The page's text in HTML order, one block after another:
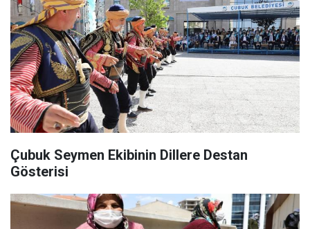
Çubuk Seymen Ekibinin Dillere Destan
Gösterisi